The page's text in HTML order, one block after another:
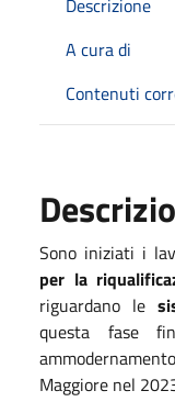
A cura di
Contenuti
Sono iniziati i
per la
riguardano le
questa fase
Maggiore nel